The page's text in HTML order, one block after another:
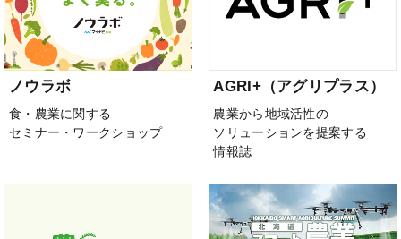
ノウラボ
食・農業に関する
セミナー・ワークショップ
AGRI+（アグリプラス）
農業から地域活性の
ソリューションを提案する
情報誌